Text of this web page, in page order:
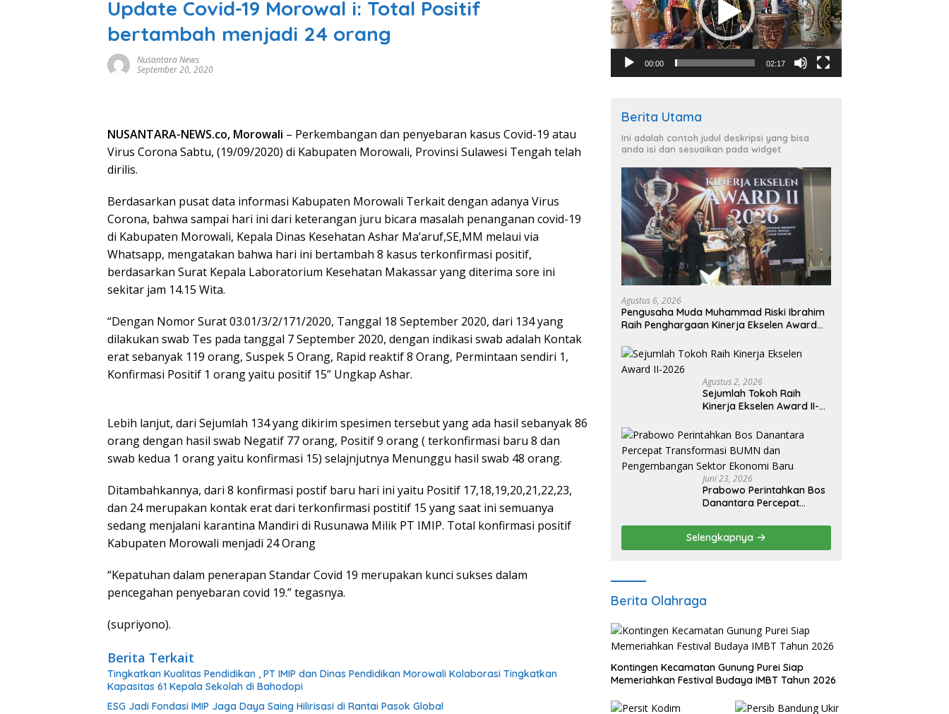
Update Covid-19 Morowal i: Total Positif
bertambah menjadi 24 orang
Nusantara News
September 20, 2020
NUSANTARA-NEWS.co, Morowali – Perkembangan dan penyebaran kasus Covid-19 atau
Virus Corona Sabtu, (19/09/2020) di Kabupaten Morowali, Provinsi Sulawesi Tengah telah
dirilis.
Berdasarkan pusat data informasi Kabupaten Morowali Terkait dengan adanya Virus
Corona, bahwa sampai hari ini dari keterangan juru bicara masalah penanganan covid-19
di Kabupaten Morowali, Kepala Dinas Kesehatan Ashar Ma’aruf,SE,MM melaui via
Whatsapp, mengatakan bahwa hari ini bertambah 8 kasus terkonfirmasi positif,
berdasarkan Surat Kepala Laboratorium Kesehatan Makassar yang diterima sore ini
sekitar jam 14.15 Wita.
“Dengan Nomor Surat 03.01/3/2/171/2020, Tanggal 18 September 2020, dari 134 yang
dilakukan swab Tes pada tanggal 7 September 2020, dengan indikasi swab adalah Kontak
erat sebanyak 119 orang, Suspek 5 Orang, Rapid reaktif 8 Orang, Permintaan sendiri 1,
Konfirmasi Positif 1 orang yaitu positif 15” Ungkap Ashar.
Lebih lanjut, dari Sejumlah 134 yang dikirim spesimen tersebut yang ada hasil sebanyak 86
orang dengan hasil swab Negatif 77 orang, Positif 9 orang ( terkonfirmasi baru 8 dan
swab kedua 1 orang yaitu konfirmasi 15) selajnjutnya Menunggu hasil swab 48 orang.
Ditambahkannya, dari 8 konfirmasi postif baru hari ini yaitu Positif 17,18,19,20,21,22,23,
dan 24 merupakan kontak erat dari terkonfirmasi postitif 15 yang saat ini semuanya
sedang menjalani karantina Mandiri di Rusunawa Milik PT IMIP. Total konfirmasi positif
Kabupaten Morowali menjadi 24 Orang
“Kepatuhan dalam penerapan Standar Covid 19 merupakan kunci sukses dalam
pencegahan penyebaran covid 19.” tegasnya.
(supriyono).
Berita Terkait
Tingkatkan Kualitas Pendidikan , PT IMIP dan Dinas Pendidikan Morowali Kolaborasi Tingkatkan
Kapasitas 61 Kepala Sekolah di Bahodopi
ESG Jadi Fondasi IMIP Jaga Daya Saing Hilirisasi di Rantai Pasok Global
00:00 02:17
Berita Utama
Ini adalah contoh judul deskripsi yang bisa
anda isi dan sesuaikan pada widget
Agustus 6, 2026
Pengusaha Muda Muhammad Riski Ibrahim
Raih Penghargaan Kinerja Ekselen Award
Agustus 2, 2026
Sejumlah Tokoh Raih
Kinerja Ekselen Award II-
Juni 23, 2026
Prabowo Perintahkan Bos
Danantara Percepat
Pengembangan Sektor
Ekonomi Baru
Selengkapnya
Berita Olahraga
Kontingen Kecamatan Gunung Purei Siap
Memeriahkan Festival Budaya IMBT Tahun 2026